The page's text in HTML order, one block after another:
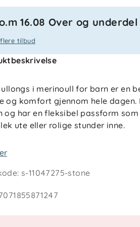
16.08 Over og
tilbud
i merinoull for barn er en
og komfort gjennom hele
og har en fleksibel passform
ute eller rolige stunder inne.
naturlige
transporterer effektivt bort
med øvrige ullprodukter fra
:s-11047275-stone